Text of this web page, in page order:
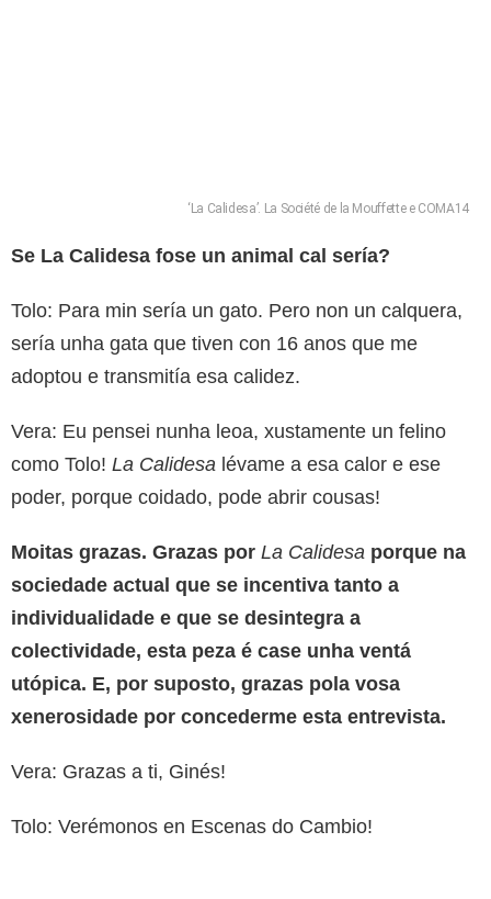
‘La Calidesa’. La Société de la Mouffette e COMA14
Se La Calidesa fose un animal cal sería?
Tolo: Para min sería un gato. Pero non un calquera,
sería unha gata que tiven con 16 anos que me
adoptou e transmitía esa calidez.
Vera: Eu pensei nunha leoa, xustamente un felino
como Tolo! La Calidesa lévame a esa calor e ese
poder, porque coidado, pode abrir cousas!
Moitas grazas. Grazas por La Calidesa porque na
sociedade actual que se incentiva tanto a
individualidade e que se desintegra a
colectividade, esta peza é case unha ventá
utópica. E, por suposto, grazas pola vosa
xenerosidade por concederme esta entrevista.
Vera: Grazas a ti, Ginés!
Tolo: Verémonos en Escenas do Cambio!